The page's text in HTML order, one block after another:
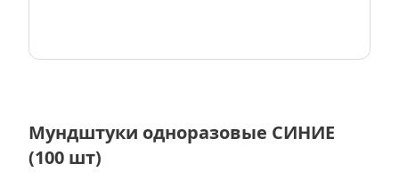
Мундштуки одноразовые СИНИЕ
(100 шт)